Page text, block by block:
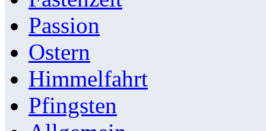
Passion
Ostern
Himmelfahrt
Pfingsten